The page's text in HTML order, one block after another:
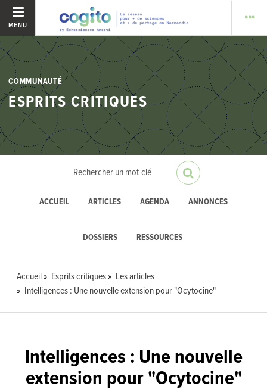
MENU
COMMUNAUTÉ
ESPRITS CRITIQUES
ACCUEIL ARTICLES AGENDA ANNONCES
DOSSIERS RESSOURCES
Accueil Esprits critiques
Les articles
Intelligences : Une nouvelle extension pour "Ocytocine"
Intelligences : Une nouvelle
extension pour "Ocytocine"